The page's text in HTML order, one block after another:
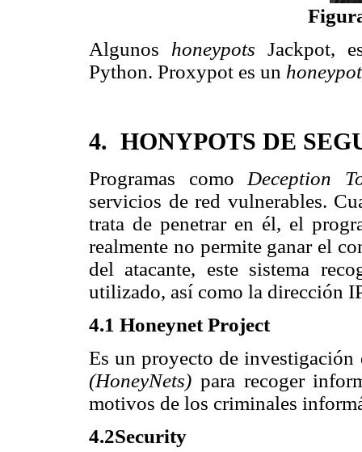
Algunos honeypots Jackpot,
Python. Proxypot es un
4. HONYPOTS DE
Programas como Deception
servicios de red vulnerables.
trata de penetrar en él, el
realmente no permite ganar el
del atacante, este sistema
utilizado, así como la dirección
4.1 Honeynet Project
Es un proyecto de investigación
(HoneyNets) para recoger
motivos de los criminales
4.2Security